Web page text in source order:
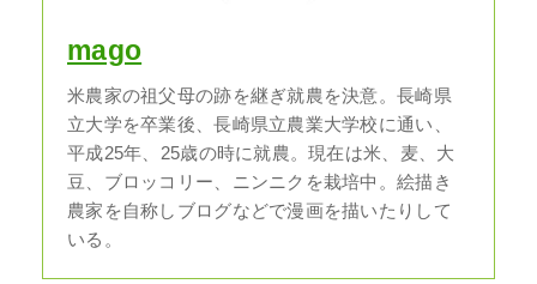
mago
米農家の祖父母の跡を継ぎ就農を決意。長崎県
立大学を卒業後、長崎県立農業大学校に通い、
平成25年、25歳の時に就農。現在は米、麦、大
豆、ブロッコリー、ニンニクを栽培中。絵描き
農家を自称しブログなどで漫画を描いたりして
いる。